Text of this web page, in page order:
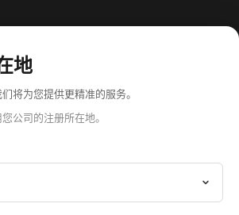
地
将为您提供更精准的服务。
公司的注册所在地。